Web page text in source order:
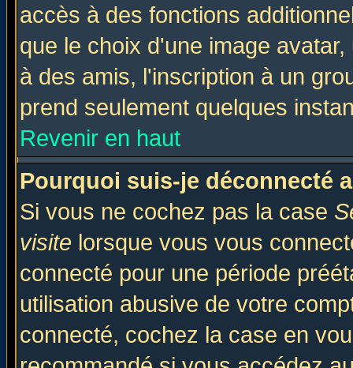
accès à des fonctions
que le choix d'une image
à des amis, l'inscription à un
prend seulement quelques
Revenir en haut
Pourquoi suis-je déconnecté
Si vous ne cochez pas la case
visite lorsque vous vous
connecté pour une période
utilisation abusive de votre
connecté, cochez la case en